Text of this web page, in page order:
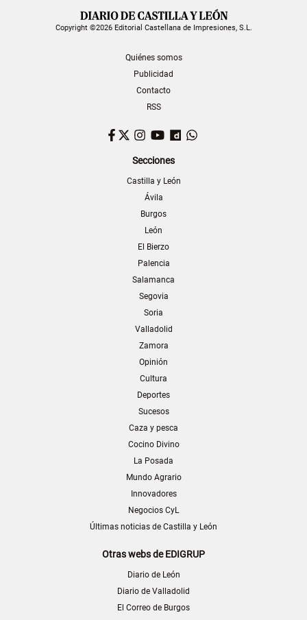
Copyright ©2026 Editorial Castellana de Impresiones, S.L.
Quiénes somos
Publicidad
Contacto
RSS
Facebook
TwitterInstagram
YouTubeDailymotion
Secciones
Castilla y León
Ávila
Burgos
León
El Bierzo
Palencia
Salamanca
Segovia
Soria
Valladolid
Zamora
Opinión
Cultura
Deportes
Sucesos
Caza y pesca
Cocino Divino
La Posada
Mundo Agrario
Innovadores
Negocios CyL
Últimas noticias de Castilla y León
Otras webs de EDIGRUP
Diario de León
Diario de Valladolid
El Correo de Burgos